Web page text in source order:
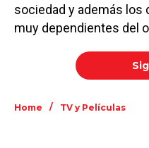
sociedad y además los
muy dependientes del
Home / TV y Películas